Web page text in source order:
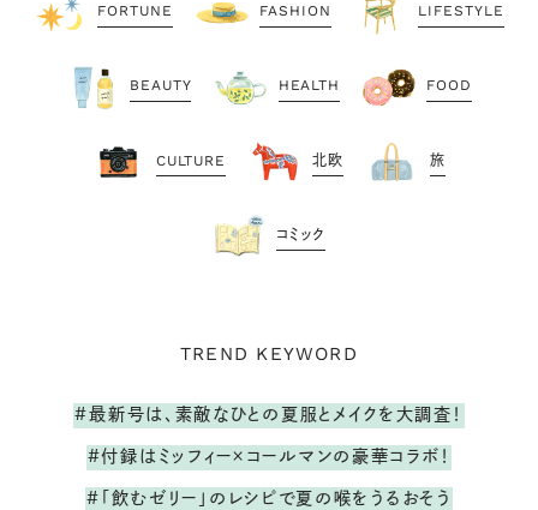
FORTUNE FASHION LIFESTYLE
BEAUTY HEALTH FOOD
CULTURE 北欧 旅
コミック
TREND KEYWORD
#最新号は、素敵なひとの夏服とメイクを大調査！
#付録はミッフィー×コールマンの豪華コラボ！
#「飲むゼリー」のレシピで夏の喉をうるおそう